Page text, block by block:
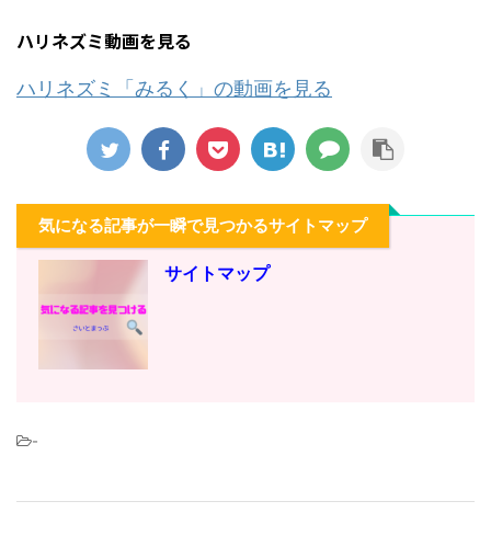
ハリネズミ動画を見る
ハリネズミ「みるく」の動画を見る
気になる記事が一瞬で見つかるサイトマップ
サイトマップ
-